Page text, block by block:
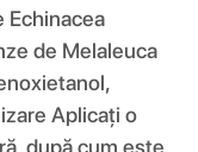
Echinacea
de Melaleuca
Aplicați o
după cum este